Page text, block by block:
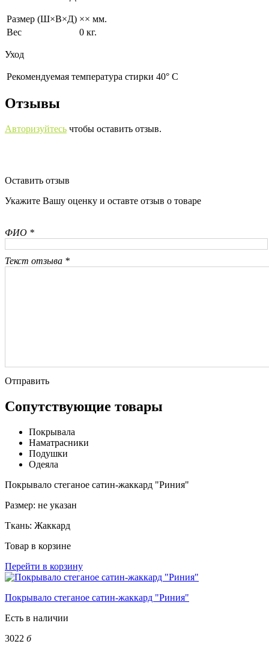
Размер (Ш×В×Д) ×× мм.
Вес
0 кг.
Уход
Рекомендуемая температура стирки 40° С
Отзывы
Авторизуйтесь чтобы оставить отзыв.
Оставить отзыв
Укажите Вашу оценку и оставте отзыв о товаре
ФИО *
Текст отзыва *
Отправить
Сопутствующие товары
Покрывала
Наматрасники
Подушки
Одеяла
Покрывало стеганое сатин-жаккард "Риния"
Размер: не указан
Ткань: Жаккард
Товар в корзине
Перейти в корзину
Покрывало стеганое сатин-жаккард "Риния"
Есть в наличии
3022 б